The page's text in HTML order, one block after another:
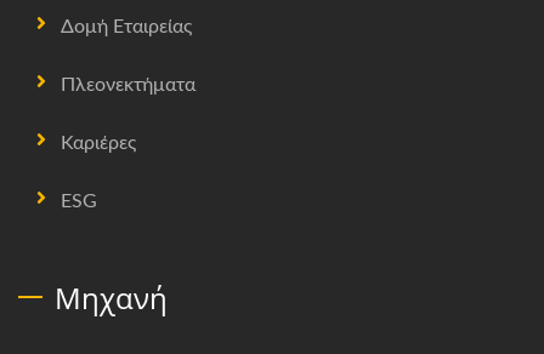
Δομή Εταιρείας
Πλεονεκτήματα
Καριέρες
ESG
Μηχανή